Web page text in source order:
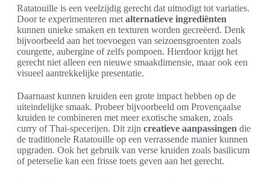
Ratatouille is een veelzijdig gerecht dat uitnodigt tot variaties.
Door te experimenteren met alternatieve ingrediënten
kunnen unieke smaken en texturen worden gecreëerd. Denk
bijvoorbeeld aan het toevoegen van seizoensgroenten zoals
courgette, aubergine of zelfs pompoen. Hierdoor krijgt het
gerecht niet alleen een nieuwe smaakdimensie, maar ook een
visueel aantrekkelijke presentatie.
Daarnaast kunnen kruiden een grote impact hebben op de
uiteindelijke smaak. Probeer bijvoorbeeld om Provençaalse
kruiden te combineren met meer exotische smaken, zoals
curry of Thai-specerijen. Dit zijn creatieve aanpassingen die
de traditionele Ratatouille op een verrassende manier kunnen
upgraden. Ook het gebruik van verse kruiden zoals basilicum
of peterselie kan een frisse toets geven aan het gerecht.